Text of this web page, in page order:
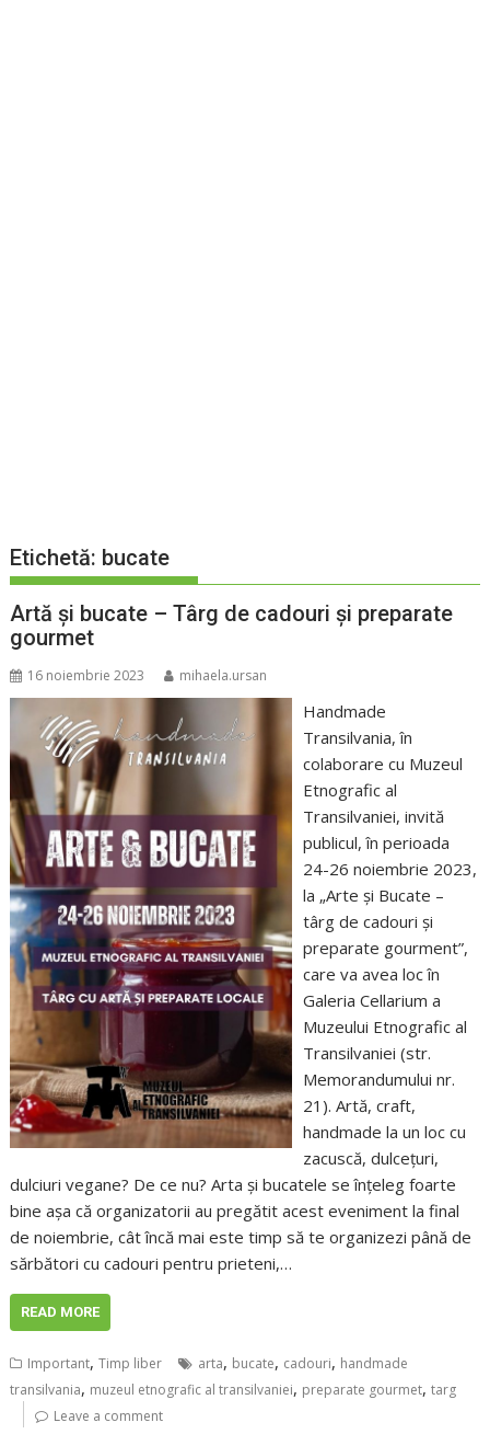
Etichetă: bucate
Artă și bucate – Târg de cadouri și preparate
gourmet
16 noiembrie 2023 mihaela.ursan
Handmade
Transilvania, în
colaborare cu Muzeul
Etnografic al
Transilvaniei, invită
publicul, în perioada
24-26 noiembrie 2023,
la „Arte și Bucate –
târg de cadouri și
preparate gourment”,
care va avea loc în
Galeria Cellarium a
Muzeului Etnografic al
Transilvaniei (str.
Memorandumului nr.
21). Artă, craft,
handmade la un loc cu
zacuscă, dulcețuri,
dulciuri vegane? De ce nu? Arta și bucatele se înțeleg foarte
bine așa că organizatorii au pregătit acest eveniment la final
de noiembrie, cât încă mai este timp să te organizezi până de
sărbători cu cadouri pentru prieteni,…
READ MORE
Important,Timp liber arta, bucate, cadouri, handmade
transilvania, muzeul etnografic al transilvaniei, preparate gourmet,targ
Leave a comment